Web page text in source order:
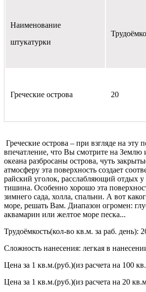
Наименование
штукатурки
Греческие острова 20
Греческие острова – при взгляде на эту
впечатление, что Вы смотрите на Землю
океана разбросаны острова, чуть
атмосферу эта поверхность создает
райский уголок, расслабляющий отдых
тишина. Особенно хорошо эта
зимнего сада, холла, спальни. А вот
море, решать Вам. Диапазон огромен:
аквамарин или желтое море песка...
Трудоёмкость(кол-во кв.м. за раб. день):
Сложность нанесения: легкая в
Цена за 1 кв.м.(руб.)(из расчета на 100
Цена за 1 кв.м.(руб.)(из расчета на 20